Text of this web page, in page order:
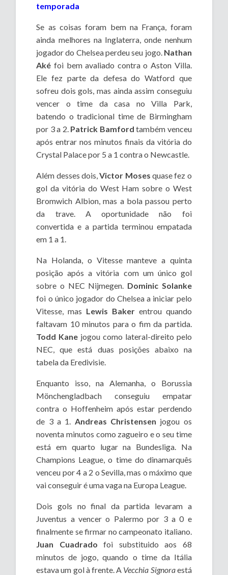
temporada
Se as coisas foram bem na França, foram
ainda melhores na Inglaterra, onde nenhum
jogador do Chelsea perdeu seu jogo. Nathan
Aké foi bem avaliado contra o Aston Villa.
Ele fez parte da defesa do Watford que
sofreu dois gols, mas ainda assim conseguiu
vencer o time da casa no Villa Park,
batendo o tradicional time de Birmingham
por 3 a 2. Patrick Bamford também venceu
após entrar nos minutos finais da vitória do
Crystal Palace por 5 a 1 contra o Newcastle.
Além desses dois,Victor Moses quase fez o
gol da vitória do West Ham sobre o West
Bromwich Albion, mas a bola passou perto
da trave. A oportunidade não foi
convertida e a partida terminou empatada
em 1 a 1.
Na Holanda, o Vitesse manteve a quinta
posição após a vitória com um único gol
sobre o NEC Nijmegen. Dominic Solanke
foi o único jogador do Chelsea a iniciar pelo
Vitesse, mas Lewis Bakerentrou quando
faltavam 10 minutos para o fim da partida.
Todd Kane jogou como lateral-direito pelo
NEC, que está duas posições abaixo na
tabela da Eredivisie.
Enquanto isso, na Alemanha, o Borussia
Mönchengladbach conseguiu empatar
contra o Hoffenheim após estar perdendo
de 3 a 1. Andreas Christensen jogou os
noventa minutos como zagueiro e o seu time
está em quarto lugar na Bundesliga. Na
Champions League, o time do dinamarquês
venceu por 4 a 2 o Sevilla, mas o máximo que
vai conseguir é uma vaga na Europa League.
Dois gols no final da partida levaram a
Juventus a vencer o Palermo por 3 a 0 e
finalmente se firmar no campeonato italiano.
Juan Cuadrado foi substituido aos 68
minutos de jogo, quando o time da Itália
estava um gol à frente. A Vecchia Signoraestá